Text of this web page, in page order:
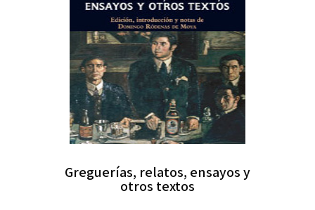
Greguerías, relatos, ensayos y
otros textos